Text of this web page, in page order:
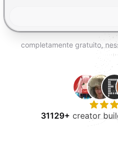
completamente gratuito,
31129+ creator